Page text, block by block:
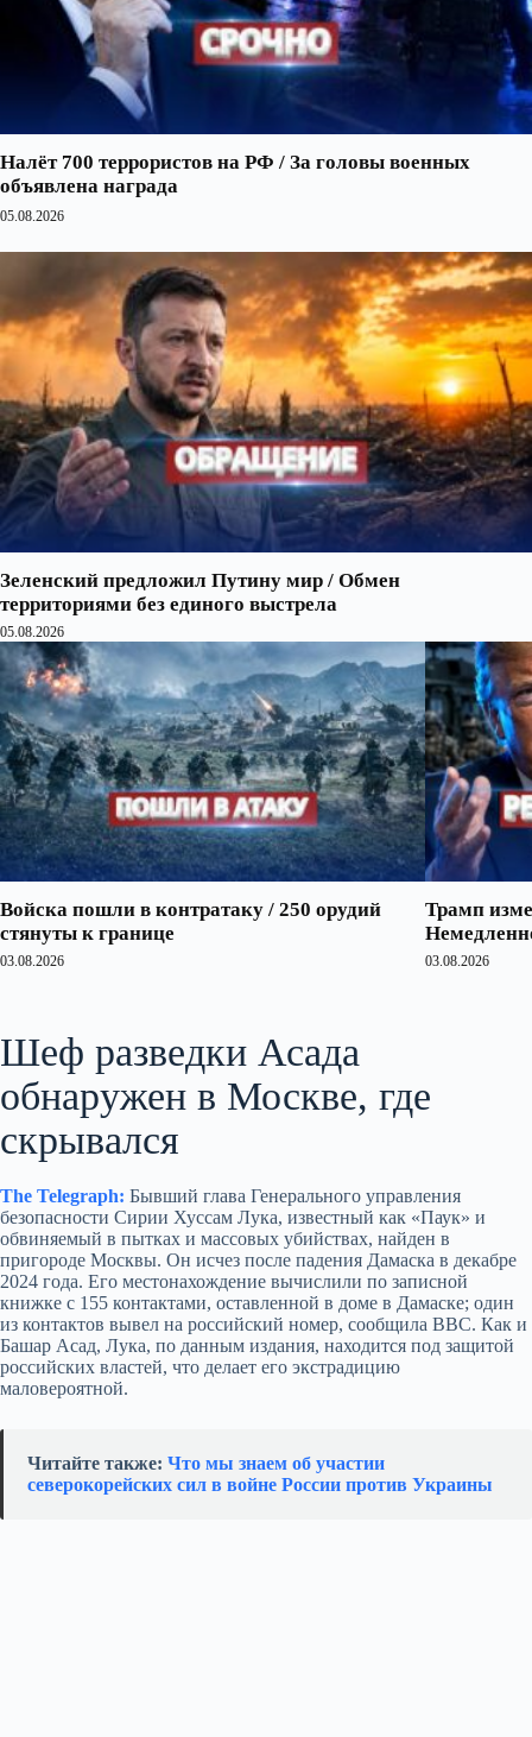
Налёт 700 террористов на РФ / За головы военных
объявлена награда
05.08.2026
Зеленский предложил Путину мир / Обмен
территориями без единого выстрела
05.08.2026
Войска пошли в контратаку / 250 орудий
стянуты к границе
03.08.2026
Трамп
03.08.2026
Шеф разведки Асада
обнаружен в Москве, где
скрывался
The Telegraph: Бывший глава Генерального управления
безопасности Сирии Хуссам Лука, известный как «Паук» и
обвиняемый в пытках и массовых убийствах, найден в
пригороде Москвы. Он исчез после падения Дамаска в декабре
2024 года. Его местонахождение вычислили по записной
книжке с 155 контактами, оставленной в доме в Дамаске; один
из контактов вывел на российский номер, сообщила BBC. Как и
Башар Асад, Лука, по данным издания, находится под защитой
российских властей, что делает его экстрадицию
маловероятной.
Читайте также: Что мы знаем об участии
северокорейских сил в войне России против Украины